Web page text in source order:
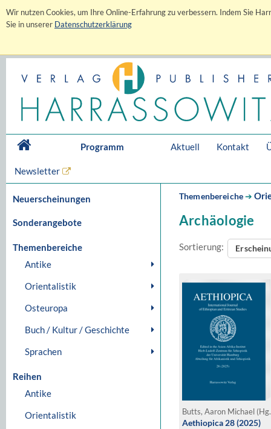
Wir nutzen Cookies, um Ihre Online-Erfahrung zu verbessern. Indem Sie
Sie in unserer Datenschutzerklärung
Programm Aktuell Kontakt
Newsletter
Neuerscheinungen
Sonderangebote
Themenbereiche
Antike
Orientalistik
Osteuropa
Buch / Kultur / Geschichte
Sprachen
Reihen
Antike
Orientalistik
Themenbereiche➔
Archäologie
Sortierung:
Butts, Aaron Michael
Aethiopica 28 (2025)